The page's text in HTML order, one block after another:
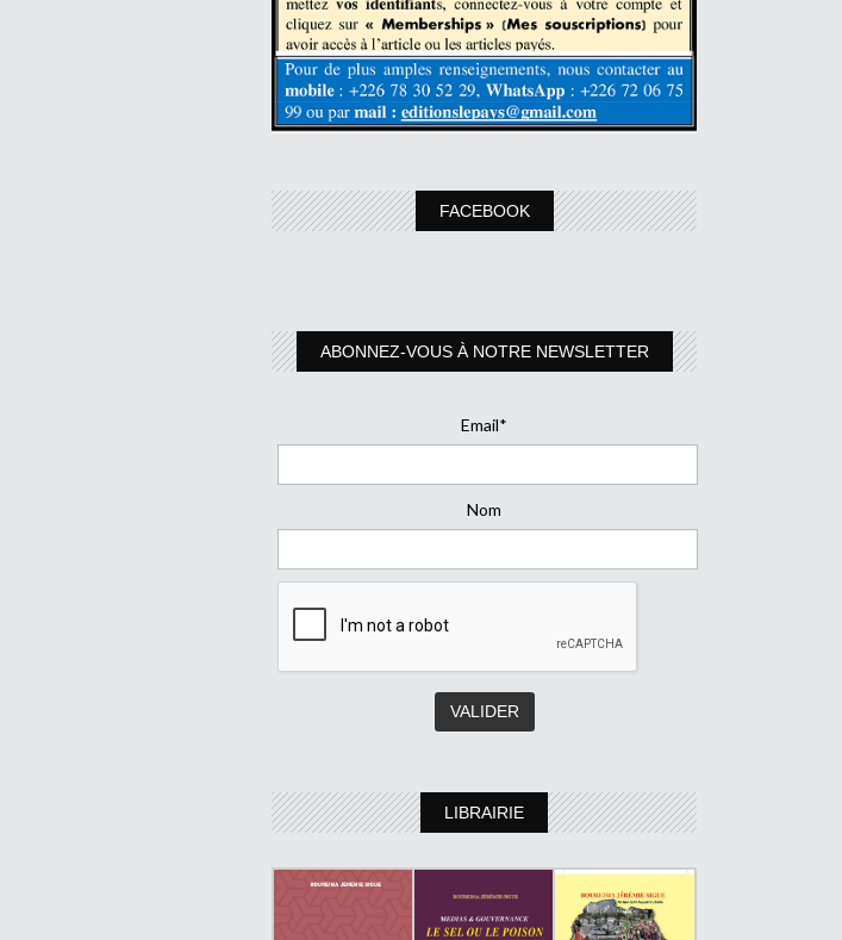
FACEBOOK
ABONNEZ-VOUS À NOTRE NEWSLETTER
Email*
Nom
LIBRAIRIE